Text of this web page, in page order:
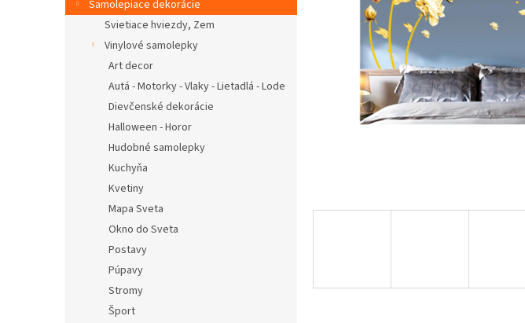
Samolepiace dekorácie
Svietiace hviezdy, Zem
Vinylové samolepky
Art decor
Autá - Motorky - Vlaky - Lietadlá - Lode
Dievčenské dekorácie
Halloween - Horor
Hudobné samolepky
Kuchyňa
Kvetiny
Mapa Sveta
Okno do Sveta
Postavy
Púpavy
Stromy
Šport